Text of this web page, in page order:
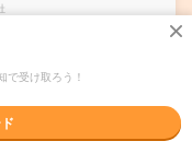
のコツコツ事
で受け取ろう！